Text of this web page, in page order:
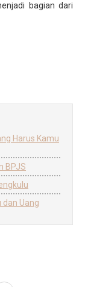
bagian dari
Harus Kamu
BPJS
dan Uang